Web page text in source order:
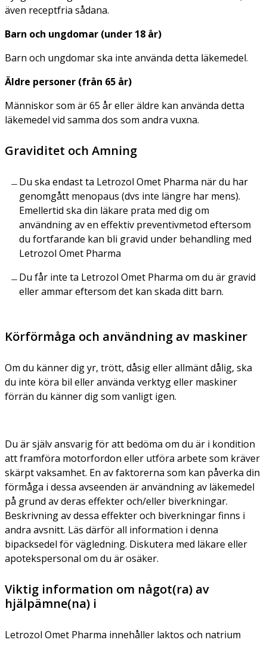
även receptfria sådana.
Barn och ungdomar (under 18 år)
Barn och ungdomar ska inte använda detta läkemedel.
Äldre personer (från 65 år)
Människor som är 65 år eller äldre kan använda detta
läkemedel vid samma dos som andra vuxna.
Graviditet och Amning
Du ska endast ta Letrozol Omet Pharma när du har
genomgått menopaus (dvs inte längre har mens).
Emellertid ska din läkare prata med dig om
användning av en effektiv preventivmetod eftersom
du fortfarande kan bli gravid under behandling med
Letrozol Omet Pharma
Du får inte ta Letrozol Omet Pharma om du är gravid
eller ammar eftersom det kan skada ditt barn.
Körförmåga och användning av maskiner
Om du känner dig yr, trött, dåsig eller allmänt dålig, ska
du inte köra bil eller använda verktyg eller maskiner
förrän du känner dig som vanligt igen.
Du är själv ansvarig för att bedöma om du är i kondition
att framföra motorfordon eller utföra arbete som kräver
skärpt vaksamhet. En av faktorerna som kan påverka din
förmåga i dessa avseenden är användning av läkemedel
på grund av deras effekter och/eller biverkningar.
Beskrivning av dessa effekter och biverkningar finns i
andra avsnitt. Läs därför all information i denna
bipacksedel för vägledning. Diskutera med läkare eller
apotekspersonal om du är osäker.
Viktig information om något(ra) av
hjälpämne(na) i
Letrozol Omet Pharma innehåller laktos och natrium